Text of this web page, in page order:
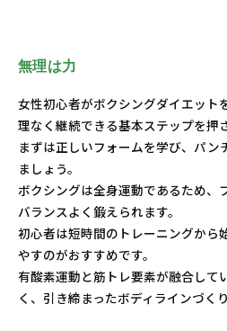
無理は力
女性初心者がボクシングダイエット
理なく継続できる基本ステップを押
まずは正しいフォームを学び、パン
ましょう。
ボクシングは全身運動であるため、
バランスよく鍛えられます。
初心者は短時間のトレーニングから
やすのがおすすめです。
有酸素運動と筋トレ要素が融合して
く、引き締まったボディラインづく